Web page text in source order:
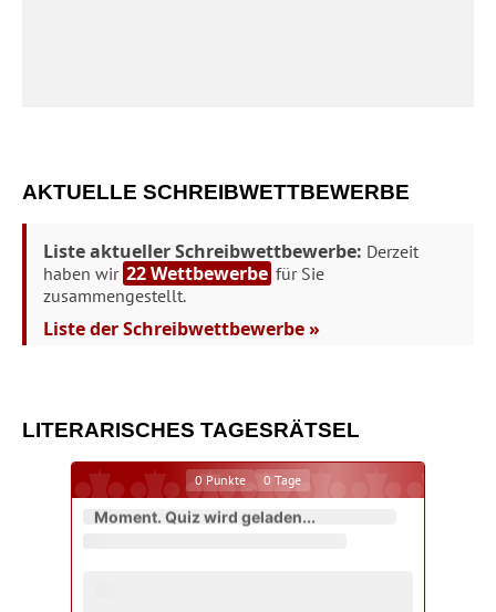
AKTUELLE SCHREIBWETTBEWERBE
Liste aktueller Schreibwettbewerbe: Derzeit
haben wir 22 Wettbewerbe für Sie
zusammengestellt.
Liste der Schreibwettbewerbe »
LITERARISCHES TAGESRÄTSEL
0 Punkte 0 Tage
Moment. Quiz wird geladen...